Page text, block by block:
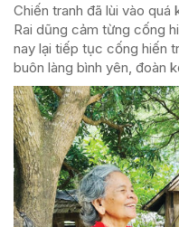
Chiến tranh đã lùi vào quá
Rai dũng cảm từng cống
nay lại tiếp tục cống hiến
buôn làng bình yên, đoàn